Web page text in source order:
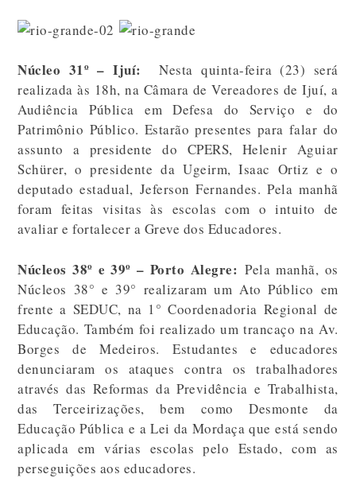
Núcleo 31º – Ijuí:Nesta quinta-feira (23) será
realizada às 18h, na Câmara de Vereadores de Ijuí, a
Audiência Pública em Defesa do Serviço e do
Patrimônio Público. Estarão presentes para falar do
assunto a presidente do CPERS, Helenir Aguiar
Schürer, o presidente da Ugeirm, Isaac Ortiz e o
deputado estadual, Jeferson Fernandes. Pela manhã
foram feitas visitas às escolas com o intuito de
avaliar e fortalecer a Greve dos Educadores.
Núcleos 38º e 39º – Porto Alegre: Pela manhã, os
Núcleos 38° e 39° realizaram um Ato Público em
frente a SEDUC, na 1° Coordenadoria Regional de
Educação. Também foi realizado um trancaço na Av.
Borges de Medeiros. Estudantes e educadores
denunciaram os ataques contra os trabalhadores
através das Reformas da Previdência e Trabalhista,
das Terceirizações, bem como Desmonte da
Educação Pública e a Lei da Mordaça que está sendo
aplicada em várias escolas pelo Estado, com as
perseguições aos educadores.